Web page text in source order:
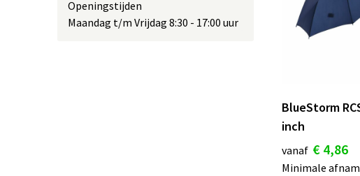
Openingstijden
Maandag t/m Vrijdag 8:30 - 17:00 uur
BlueStorm
inch
vanaf € 4,86
Minimale